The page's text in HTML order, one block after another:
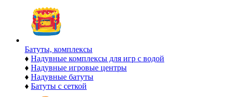
Батуты, комплексы
♦ Надувные комплексы для игр с водой
♦ Надувные игровые центры
♦ Надувные батуты
♦ Батуты с сеткой